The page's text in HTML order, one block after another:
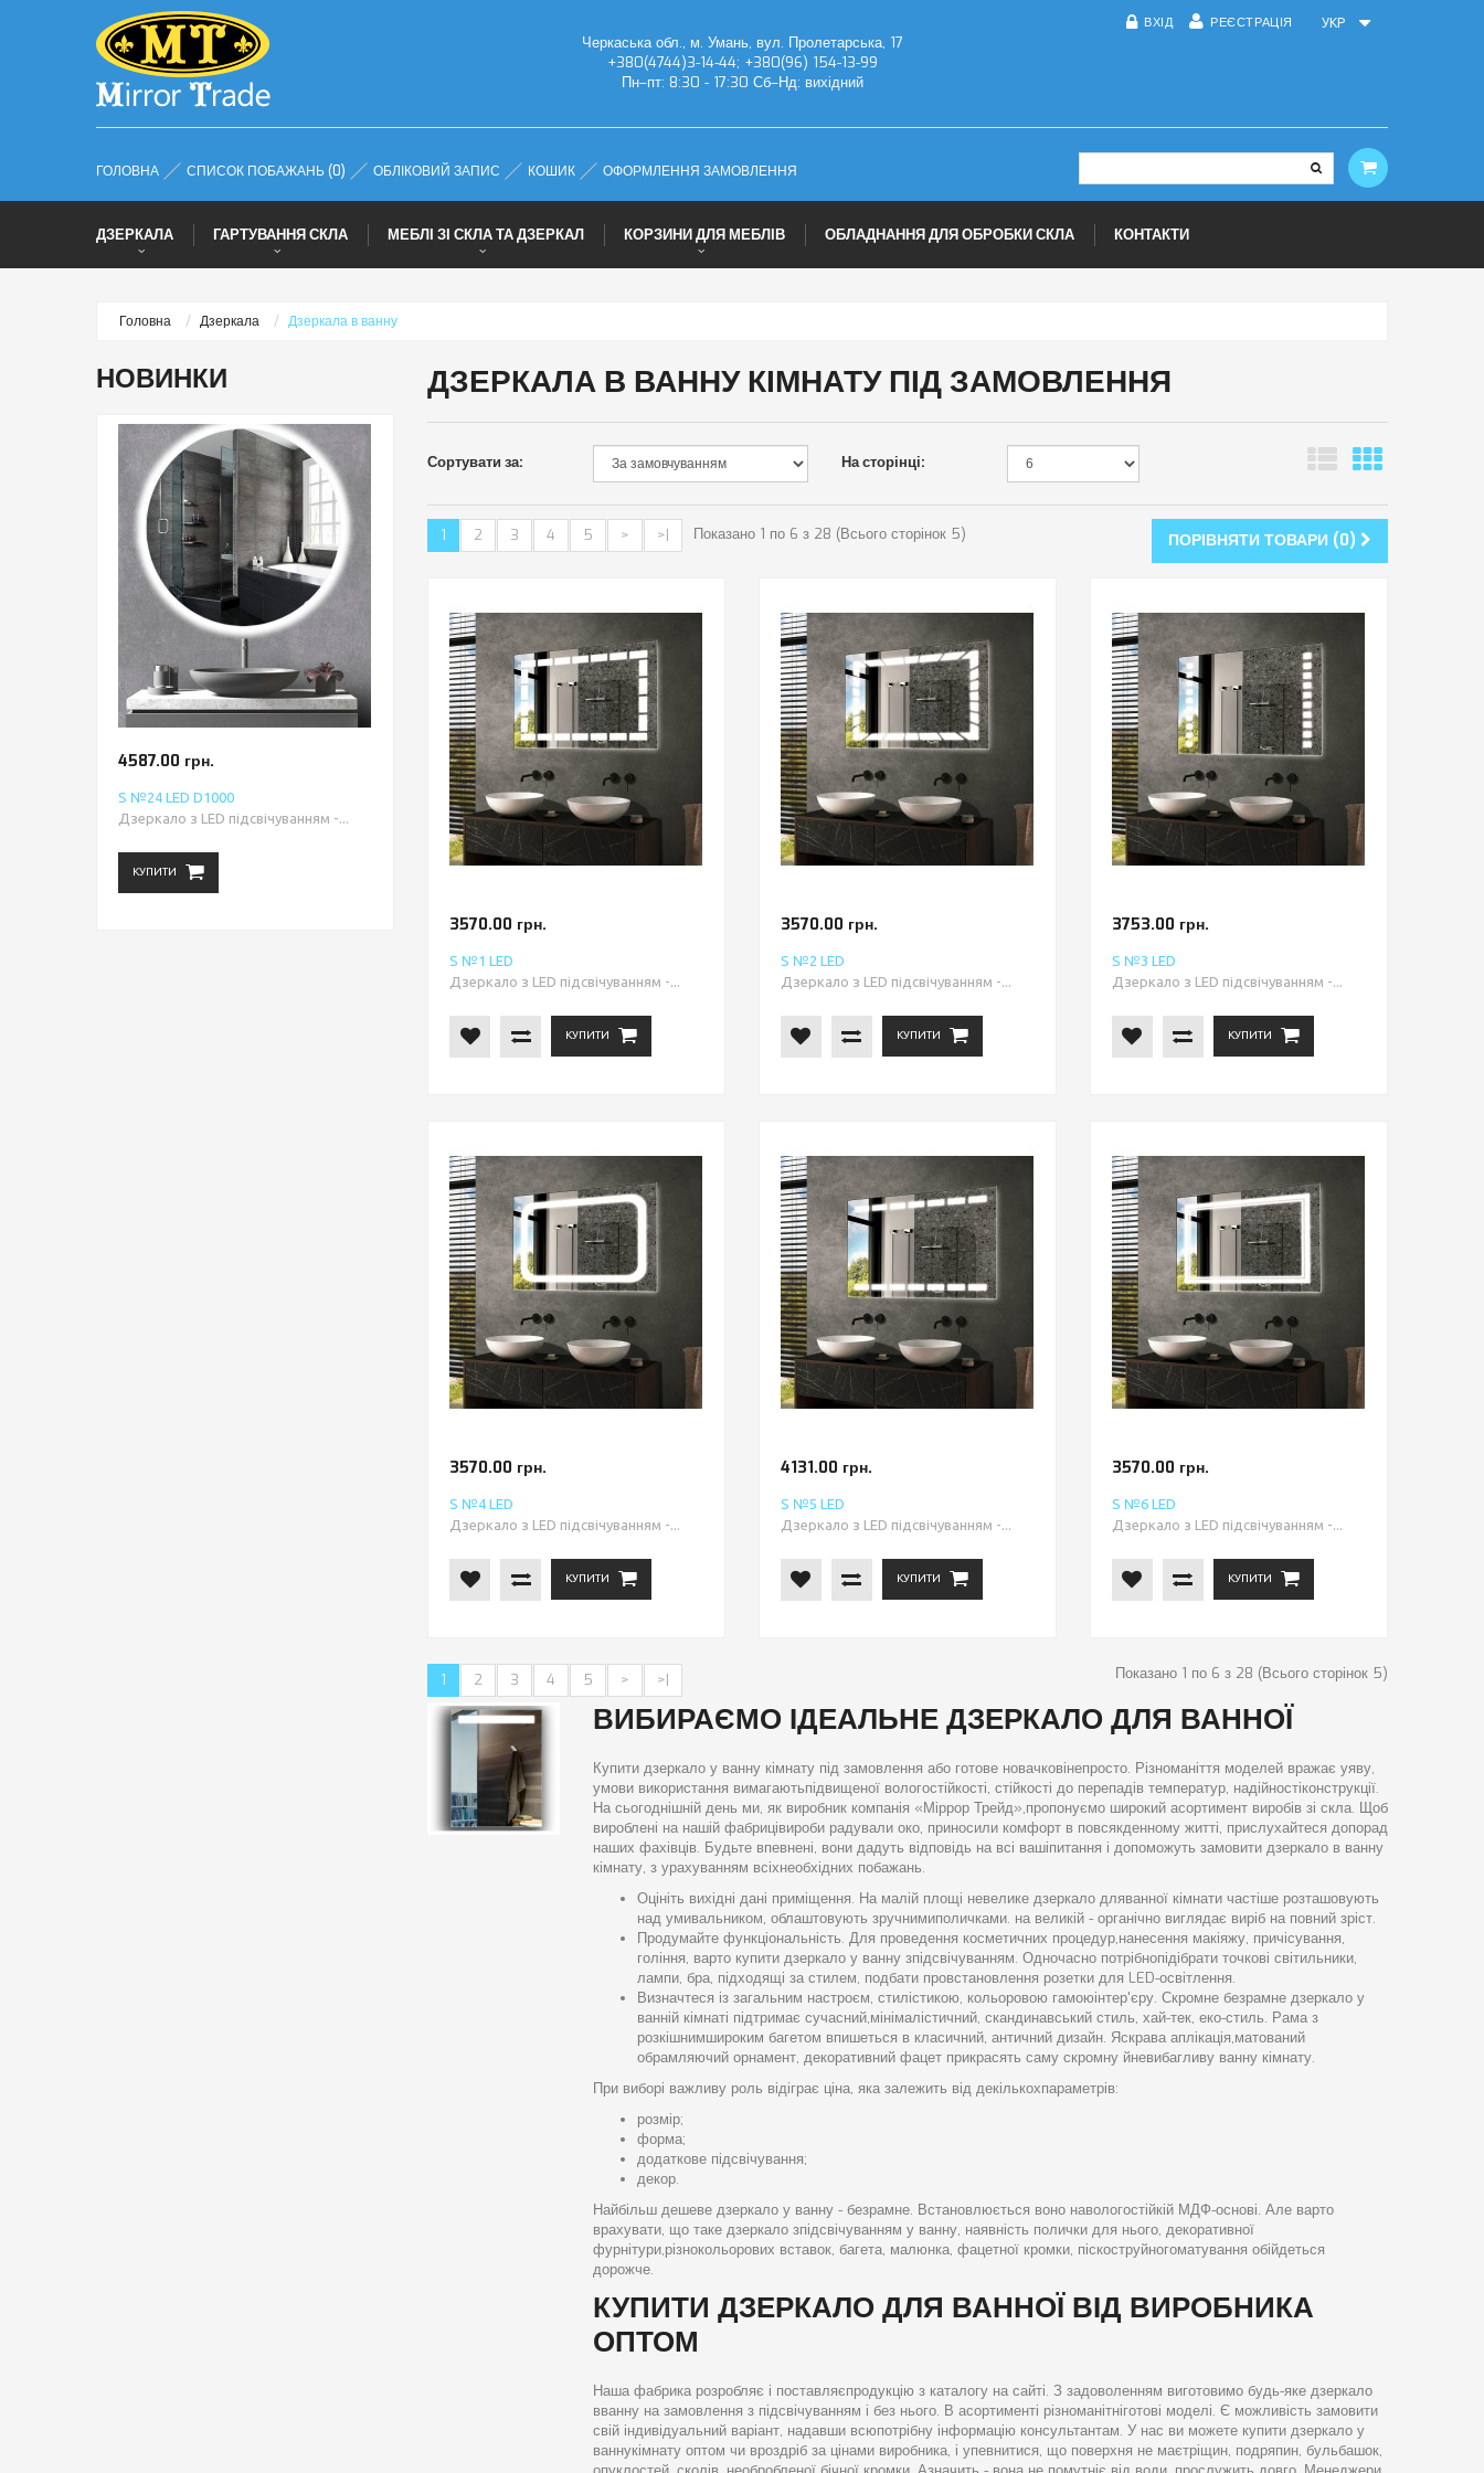
УКР
ВХІД РЕЄСТРАЦІЯ
Черкаська обл., м. Умань, вул. Пролетарська, 17
+380(4744)3-14-44; +380(96) 154-13-99
Пн–пт: 8:30 - 17:30 Сб–Нд: вихідний
ГОЛОВНА СПИСОК ПОБАЖАНЬ (0) ОБЛІКОВИЙ ЗАПИС КОШИК ОФОРМЛЕННЯ ЗАМОВЛЕННЯ
ДЗЕРКАЛА ГАРТУВАННЯ СКЛА МЕБЛІ ЗІ СКЛА ТА ДЗЕРКАЛ КОРЗИНИ ДЛЯ МЕБЛІВ ОБЛАДНАННЯ ДЛЯ ОБРОБКИ СКЛА КОНТАКТИ
Головна Дзеркала Дзеркала в ванну
НОВИНКИ
4587.00 грн.
S №24 LED D1000
Дзеркало з LED підсвічуванням -...
КУПИТИ
ДЗЕРКАЛА В ВАННУ КІМНАТУ ПІД ЗАМОВЛЕННЯ
Сортувати за: На сторінці:
1 2 3 4 5 > >| Показано 1 по 6 з 28 (Всього сторінок 5) ПОРІВНЯТИ ТОВАРИ (0)
3570.00 грн.
S №1 LED
Дзеркало з LED підсвічуванням -...
КУПИТИ
3570.00 грн.
S №2 LED
Дзеркало з LED підсвічуванням -...
КУПИТИ
3753.00 грн.
S №3 LED
Дзеркало з LED підсвічуванням -...
КУПИТИ
3570.00 грн.
S №4 LED
Дзеркало з LED підсвічуванням -...
КУПИТИ
4131.00 грн.
S №5 LED
Дзеркало з LED підсвічуванням -...
КУПИТИ
3570.00 грн.
S №6 LED
Дзеркало з LED підсвічуванням -...
КУПИТИ
1 2 3 4 5 > >| Показано 1 по 6 з 28 (Всього сторінок 5)
ВИБИРАЄМО ІДЕАЛЬНЕ ДЗЕРКАЛО ДЛЯ ВАННОЇ
Купити дзеркало у ванну кімнату під замовлення або готове новачковінепросто. Різноманіття моделей вражає уяву,
умови використання вимагаютьпідвищеної вологостійкості, стійкості до перепадів температур, надійностіконструкції.
На сьогоднішній день ми, як виробник компанія «Міррор Трейд»,пропонуємо широкий асортимент виробів зі скла. Щоб
вироблені на нашій фабрицівироби радували око, приносили комфорт в повсякденному житті, прислухайтеся допорад
наших фахівців. Будьте впевнені, вони дадуть відповідь на всі вашіпитання і допоможуть замовити дзеркало в ванну
кімнату, з урахуванням всіхнеобхідних побажань.
Оцініть вихідні дані приміщення. На малій площі невелике дзеркало дляванної кімнати частіше розташовують
над умивальником, облаштовують зручнимиполичками. на великій - органічно виглядає виріб на повний зріст.
Продумайте функціональність. Для проведення косметичних процедур,нанесення макіяжу, причісування,
гоління, варто купити дзеркало у ванну зпідсвічуванням. Одночасно потрібнопідібрати точкові світильники,
лампи, бра, підходящі за стилем, подбати провстановлення розетки для LED-освітлення.
Визначтеся із загальним настроєм, стилістикою, кольоровою гамоюінтер'єру. Скромне безрамне дзеркало у
ванній кімнаті підтримає сучасний,мінімалістичний, скандинавський стиль, хай-тек, еко-стиль. Рама з
розкішнимшироким багетом впишеться в класичний, античний дизайн. Яскрава аплікація,матований
обрамляючий орнамент, декоративний фацет прикрасять саму скромну йневибагливу ванну кімнату.
При виборі важливу роль відіграє ціна, яка залежить від декількохпараметрів:
розмір;
форма;
додаткове підсвічування;
декор.
Найбільш дешеве дзеркало у ванну - безрамне. Встановлюється воно навологостійкій МДФ-основі. Але варто
врахувати, що таке дзеркало зпідсвічуванням у ванну, наявність полички для нього, декоративної
фурнітури,різнокольорових вставок, багета, малюнка, фацетної кромки, піскоструйногоматування обійдеться
дорожче.
КУПИТИ ДЗЕРКАЛО ДЛЯ ВАННОЇ ВІД ВИРОБНИКА
ОПТОМ
Наша фабрика розробляє і поставляєпродукцію з каталогу на сайті. З задоволенням виготовимо будь-яке дзеркало
вванну на замовлення з підсвічуванням і без нього. В асортименті різноманітніготові моделі. Є можливість замовити
свій індивідуальний варіант, надавши всюпотрібну інформацію консультантам. У нас ви можете купити дзеркало у
ваннукімнату оптом чи вроздріб за цінами виробника, і упевнитися, що поверхня не маєтріщин, подряпин, бульбашок,